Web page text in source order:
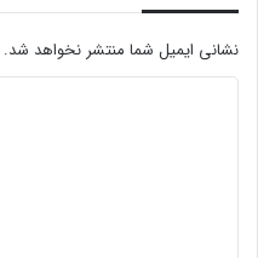
نشانی ایمیل شما منتشر نخواهد شد.